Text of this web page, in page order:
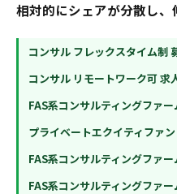
相対的にシェアが分散し、
コンサル フレックスタイム制
コンサル リモートワーク可 求
FAS系コンサルティングファ
プライベートエクイティファ
FAS系コンサルティングファ
FAS系コンサルティングファ